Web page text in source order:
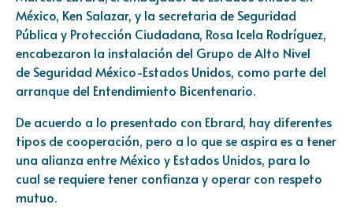
México, Ken Salazar, y la secretaria de Seguridad
Pública y Protección Ciudadana, Rosa Icela Rodríguez,
encabezaron la instalación del Grupo de Alto Nivel
de Seguridad México-Estados Unidos, como parte del
arranque del Entendimiento Bicentenario.
De acuerdo a lo presentado con Ebrard, hay diferentes
tipos de cooperación, pero a lo que se aspira es a tener
una alianza entre México y Estados Unidos, para lo
cual se requiere tener confianza y operar con respeto
mutuo.